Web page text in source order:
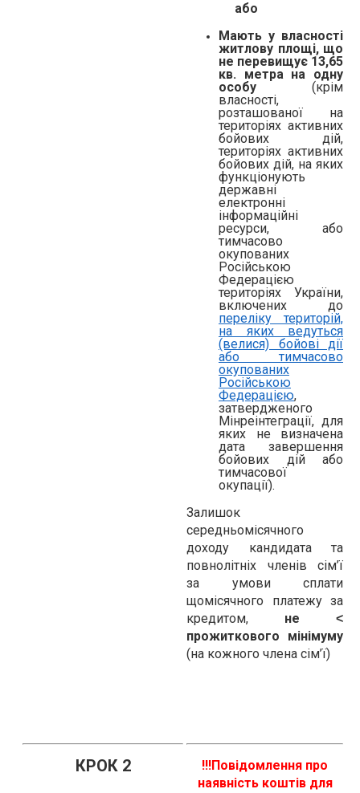
або
Мають у власності
житлову площі, що
не перевищує 13,65
кв. метра на одну
особу (крім
власності,
розташованої на
територіях активних
бойових дій,
територіях активних
бойових дій, на яких
функціонують
державні
електронні
інформаційні
ресурси, або
тимчасово
окупованих
Російською
Федерацією
територіях України,
включених до
переліку територій,
на яких ведуться
(велися) бойові дії
або тимчасово
окупованих
Російською
Федерацією,
затвердженого
Мінреінтеграції, для
яких не визначена
дата завершення
бойових дій або
тимчасової
окупації).
Залишок
середньомісячного
доходу кандидата та
повнолітніх членів сім’ї
за умови сплати
щомісячного платежу за
кредитом, не ˂
прожиткового мінімуму
(на кожного члена сім’ї)
КРОК 2
!!!Повідомлення про
наявність коштів для